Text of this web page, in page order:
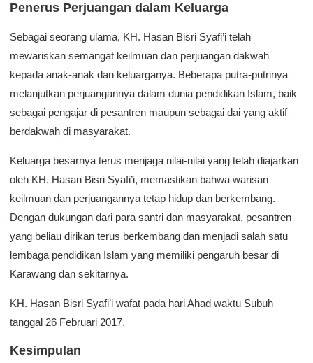
Penerus Perjuangan dalam Keluarga
Sebagai seorang ulama, KH. Hasan Bisri Syafi’i telah
mewariskan semangat keilmuan dan perjuangan dakwah
kepada anak-anak dan keluarganya. Beberapa putra-putrinya
melanjutkan perjuangannya dalam dunia pendidikan Islam, baik
sebagai pengajar di pesantren maupun sebagai dai yang aktif
berdakwah di masyarakat.
Keluarga besarnya terus menjaga nilai-nilai yang telah diajarkan
oleh KH. Hasan Bisri Syafi’i, memastikan bahwa warisan
keilmuan dan perjuangannya tetap hidup dan berkembang.
Dengan dukungan dari para santri dan masyarakat, pesantren
yang beliau dirikan terus berkembang dan menjadi salah satu
lembaga pendidikan Islam yang memiliki pengaruh besar di
Karawang dan sekitarnya.
KH. Hasan Bisri Syafi’i wafat pada hari Ahad waktu Subuh
tanggal 26 Februari 2017.
Kesimpulan